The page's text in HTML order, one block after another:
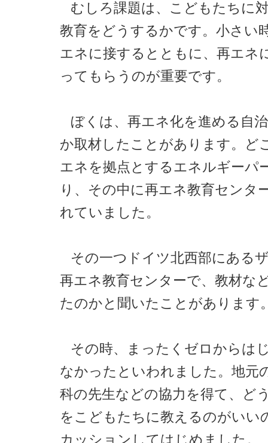
むしろ課題は、こどもたちに
教育をどうするかです。小さい
エネに接するとともに、再エネ
ってもらうのが重要です。
ぼくは、再エネ化を進める自
か取材したことがあります。ど
エネを拠点とするエネルギーパ
り、その中に再エネ教育センタ
れていました。
その一つドイツ北西部にある
再エネ教育センターで、教材な
たのかと聞いたことがあります
その時、まったくゼロからは
なかったといわれました。地元
科の先生などの協力を得て、ど
をこどもたちに教えるのがいい
カッションしてはじめました。